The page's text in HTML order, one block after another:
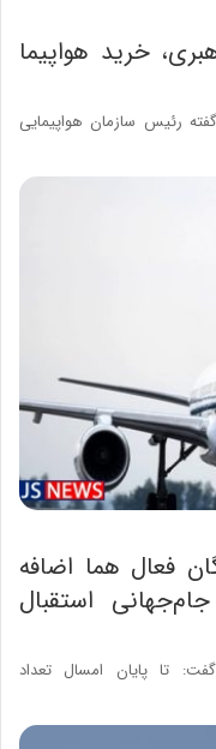
خرید هواپیما
رئیس سازمان هواپیمایی
فعال هما اضافه
استقبال
تا پایان امسال تعداد